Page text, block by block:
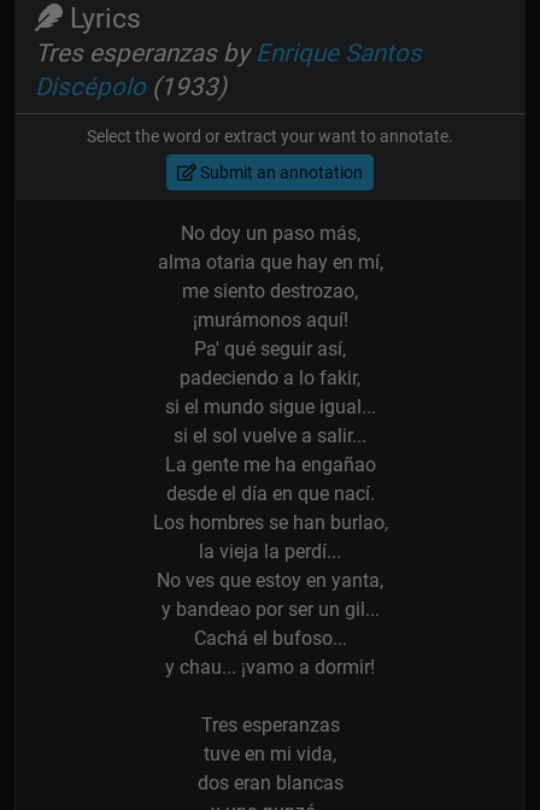
Lyrics
Tres esperanzas by Enrique Santos
Discépolo(1933)
Select the word or extract your want to annotate.
Submit an annotation
No doy un paso más,
alma otaria que hay en mí,
me siento destrozao,
¡murámonos aquí!
Pa' qué seguir así,
padeciendo a lo fakir,
si el mundo sigue igual...
si el sol vuelve a salir...
La gente me ha engañao
desde el día en que nací.
Los hombres se han burlao,
la vieja la perdí...
No ves que estoy en yanta,
y bandeao por ser un gil...
Cachá el bufoso...
y chau... ¡vamo a dormir!
Tres esperanzas
tuve en mi vida,
dos eran blancas